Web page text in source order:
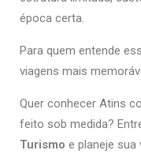
época certa.
Para quem entende
viagens mais
Quer conhecer Atins
feito sob medida?
Turismo e planeje sua